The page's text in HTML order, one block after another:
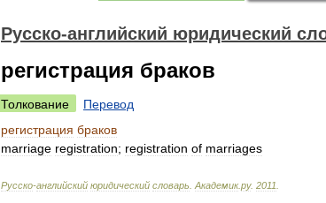
Русско-английский юридический
регистрация браков
Толкование
Перевод
регистрация браков
marriage registration; registration of marriages
Русско-английский юридический словарь Академик.ру. 2011